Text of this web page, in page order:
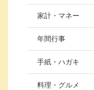
家計・マネー
年間行事
手紙・ハガキ
料理・グルメ